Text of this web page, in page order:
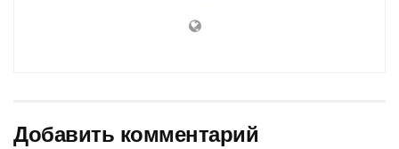
Добавить комментарий